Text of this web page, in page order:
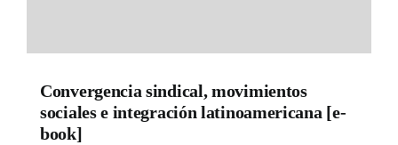
Convergencia sindical, movimientos
sociales e integración latinoamericana [e-
book]